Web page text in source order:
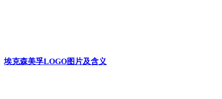
埃克森美孚LOGO图片及含义